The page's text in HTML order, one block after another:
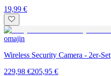
19,99 €
omajin
Wireless Security Camera - 2er-Set
229,98 €205,95 €